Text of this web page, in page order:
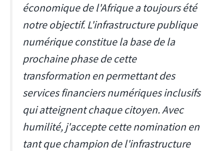
économique de l'Afrique a toujours été
notre objectif. L'infrastructure publique
numérique constitue la base de la
prochaine phase de cette
transformation en permettant des
services financiers numériques inclusifs
qui atteignent chaque citoyen. Avec
humilité, j'accepte cette nomination en
tant que champion de l'infrastructure